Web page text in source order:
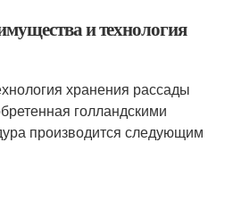
и технология
хранения рассады
голландскими
производится следующим